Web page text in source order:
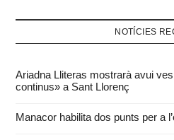
NOTÍCIES
Ariadna Lliteras mostrarà avui
continus» a Sant Llorenç
Manacor habilita dos punts per a